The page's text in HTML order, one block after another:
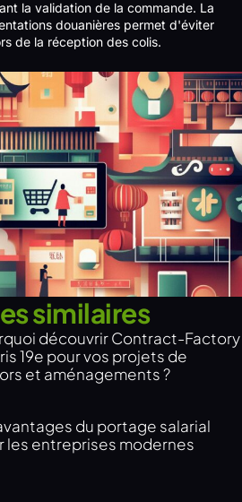
la validation de la commande. La
douanières permet d'éviter
de la réception des colis.
similaires
découvrir Contract-Factory
19e pour vos projets de
et aménagements ?
du portage salarial
les entreprises modernes